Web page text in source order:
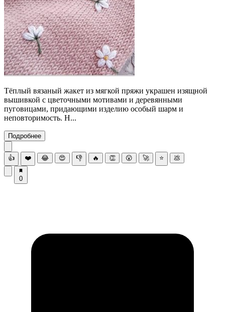
Тёплый вязаный жакет из мягкой пряжи украшен изящной
вышивкой с цветочными мотивами и деревянными
пуговицами, придающими изделию особый шарм и
неповторимость. Н...
Подробнее
👍 ❤️ 😂 😍 👎 🔥 👏 😮 🚀 ⭐ 💩
0